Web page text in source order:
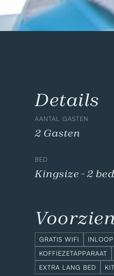
Details
AANTAL GASTEN
2 Gasten
BED
Kingsize - 2
GRATIS WIFI
KOFFIEZETAPPARAAT
EXTRA LANG BED